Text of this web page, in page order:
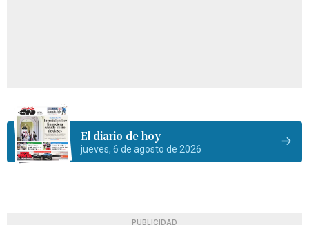
El diario de hoy
jueves, 6 de agosto de 2026
PUBLICIDAD